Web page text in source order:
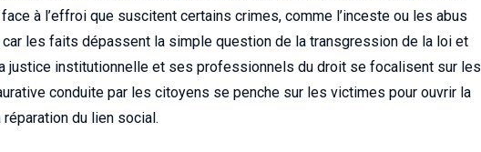
à l’effroi que suscitent certains crimes, comme l’inceste ou les abus
les faits dépassent la simple question de la transgression de la loi et
justice institutionnelle et ses professionnels du droit se focalisent sur les
conduite par les citoyens se penche sur les victimes pour ouvrir la
du lien social.